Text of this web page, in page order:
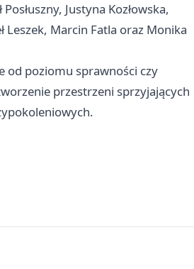
Justyna Kozłowska,
Leszek, Marcin Fatla oraz Monika
od poziomu sprawności czy
przestrzeni sprzyjających